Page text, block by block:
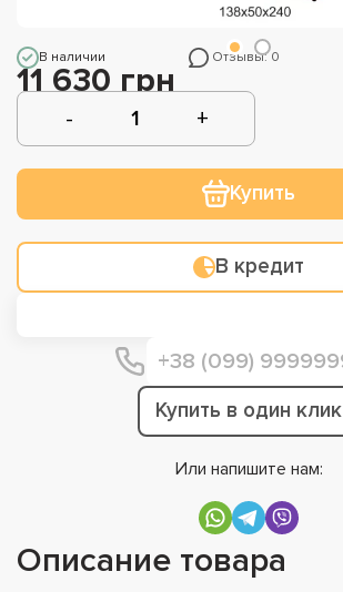
В наличии Отзывы: 0
11 630 грн
Купить
В кредит
Купить в один клик
Или напишите нам:
Описание товара